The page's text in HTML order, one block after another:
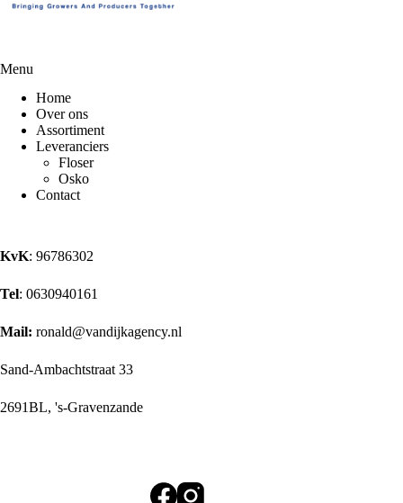
Menu
Home
Over ons
Assortiment
Leveranciers
Floser
Osko
Contact
KvK: 96786302
Tel: 0630940161
Mail: ronald@vandijkagency.nl
Sand-Ambachtstraat 33
2691BL, 's-Gravenzande